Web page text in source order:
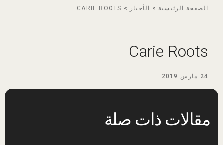
الصفحة الرئيسية > الأخبار >
CARIE ROOTS
Carie Roots
24 مارس 2019
مقالات ذات صلة